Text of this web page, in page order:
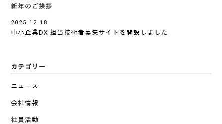
新年のご挨拶
2025.12.18
中小企業DX 担当技術者募集サイトを開設しました
カテゴリー
ニュース
会社情報
社員活動